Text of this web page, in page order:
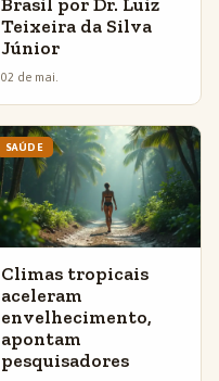
Teixeira da Silva
Júnior
02 de mai.
SAÚDE
Climas tropicais
aceleram
envelhecimento,
apontam
pesquisadores